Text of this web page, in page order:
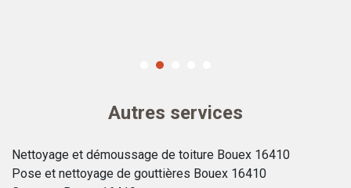
Autres services
Nettoyage et démoussage de toiture Bouex 16410
Pose et nettoyage de gouttières Bouex 16410